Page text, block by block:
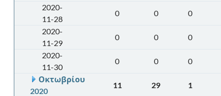
2020-
11-28
0 0
0
2020-
11-29
0 0
0
2020-
11-30
0 0
0
Οκτωβρίου
2020
11 29 1